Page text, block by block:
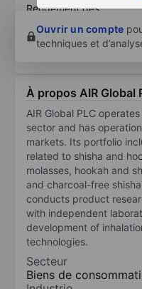
Rendement des
Ouvrir un compte
techniques et
À propos AIR Global
AIR Global PLC
sector and has
markets. Its portfolio
related to shisha and
molasses, hookah and
and charcoal-free
conducts product
with independent
development of
technologies.
Secteur
Biens de